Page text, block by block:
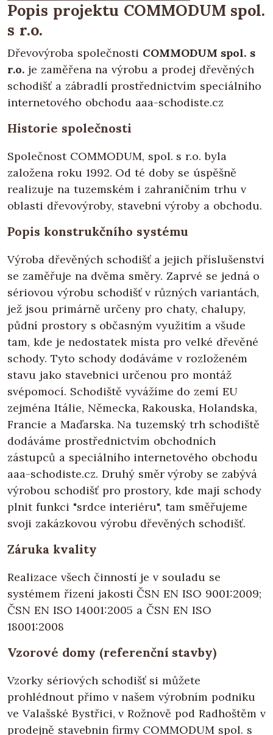
Popis projektu COMMODUM spol.
s r.o.
Dřevovýroba společnosti COMMODUM spol. s
r.o. je zaměřena na výrobu a prodej dřevěných
schodišť a zábradlí prostřednictvím speciálního
internetového obchodu aaa-schodiste.cz
Historie společnosti
Společnost COMMODUM, spol. s r.o. byla
založena roku 1992. Od té doby se úspěšně
realizuje na tuzemském i zahraničním trhu v
oblasti dřevovýroby, stavební výroby a obchodu.
Popis konstrukčního systému
Výroba dřevěných schodišť a jejich příslušenství
se zaměřuje na dvěma směry. Zaprvé se jedná o
sériovou výrobu schodišť v různých variantách,
jež jsou primárně určeny pro chaty, chalupy,
půdní prostory s občasným využitím a všude
tam, kde je nedostatek místa pro velké dřevěné
schody. Tyto schody dodáváme v rozloženém
stavu jako stavebnici určenou pro montáž
svépomocí. Schodiště vyvážíme do zemí EU
zejména Itálie, Německa, Rakouska, Holandska,
Francie a Maďarska. Na tuzemský trh schodiště
dodáváme prostřednictvím obchodních
zástupců a speciálního internetového obchodu
aaa-schodiste.cz. Druhý směr výroby se zabývá
výrobou schodišť pro prostory, kde mají schody
plnit funkci "srdce interiéru", tam směřujeme
svoji zakázkovou výrobu dřevěných schodišť.
Záruka kvality
Realizace všech činností je v souladu se
systémem řízení jakosti ČSN EN ISO 9001:2009;
ČSN EN ISO 14001:2005 a ČSN EN ISO
18001:2008
Vzorové domy (referenční stavby)
Vzorky sériových schodišť si můžete
prohlédnout přímo v našem výrobním podniku
ve Valašské Bystřici, v Rožnově pod Radhoštěm v
prodejně stavebnin firmy COMMODUM spol. s